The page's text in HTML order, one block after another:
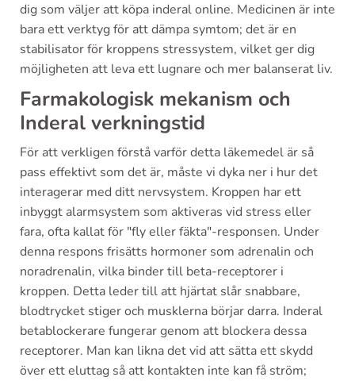
dig som väljer att köpa inderal online. Medicinen är inte
bara ett verktyg för att dämpa symtom; det är en
stabilisator för kroppens stressystem, vilket ger dig
möjligheten att leva ett lugnare och mer balanserat liv.
Farmakologisk mekanism och
Inderal verkningstid
För att verkligen förstå varför detta läkemedel är så
pass effektivt som det är, måste vi dyka ner i hur det
interagerar med ditt nervsystem. Kroppen har ett
inbyggt alarmsystem som aktiveras vid stress eller
fara, ofta kallat för "fly eller fäkta"-responsen. Under
denna respons frisätts hormoner som adrenalin och
noradrenalin, vilka binder till beta-receptorer i
kroppen. Detta leder till att hjärtat slår snabbare,
blodtrycket stiger och musklerna börjar darra. Inderal
betablockerare fungerar genom att blockera dessa
receptorer. Man kan likna det vid att sätta ett skydd
över ett eluttag så att kontakten inte kan få ström;